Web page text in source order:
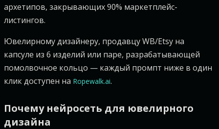
архетипов, закрывающих 90% маркетплейс-
листингов.
Ювелирному дизайнеру, продавцу WB/Etsy на
капсуле из 6 изделий или паре, разрабатывающей
помолвочное кольцо — каждый промпт ниже в один
клик доступен на Ropewalk.ai.
Почему нейросеть для ювелирного
дизайна